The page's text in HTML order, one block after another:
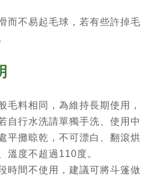
而不易起毛球，若有些許掉毛
毛料相同，為維持長期使用，
自行水洗請單獨手洗、使用中
平攤晾乾，不可漂白、翻滾烘
溫度不超過110度。
時間不使用，建議可將斗篷做